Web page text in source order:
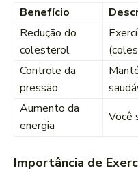
Benefício
Redução do
colesterol
Controle da
pressão
Aumento da
energia
Você
Importância de